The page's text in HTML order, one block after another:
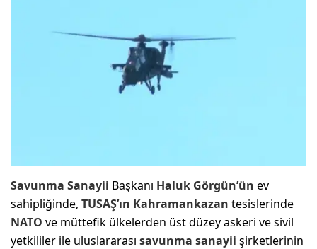
Savunma Sanayii Başkanı Haluk Görgün’ün ev
sahipliğinde, TUSAŞ’ın Kahramankazan tesislerinde
NATO ve müttefik ülkelerden üst düzey askeri ve sivil
yetkililer ile uluslararası savunma sanayii şirketlerinin